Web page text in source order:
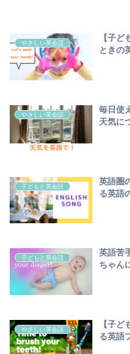
やさしい英会話
【子
ときの
やさしい英会話
毎日使
天気に
子どもと英会話
英語圏
る英語
子どもと英会話
英語苦
ちゃん
やさしい英会話
【子
る英語